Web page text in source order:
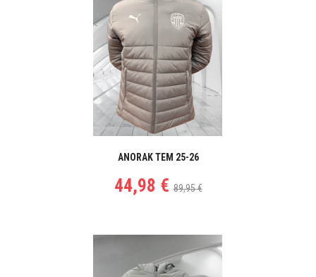
ANORAK TEM 25-26
44,98 €89,95 €